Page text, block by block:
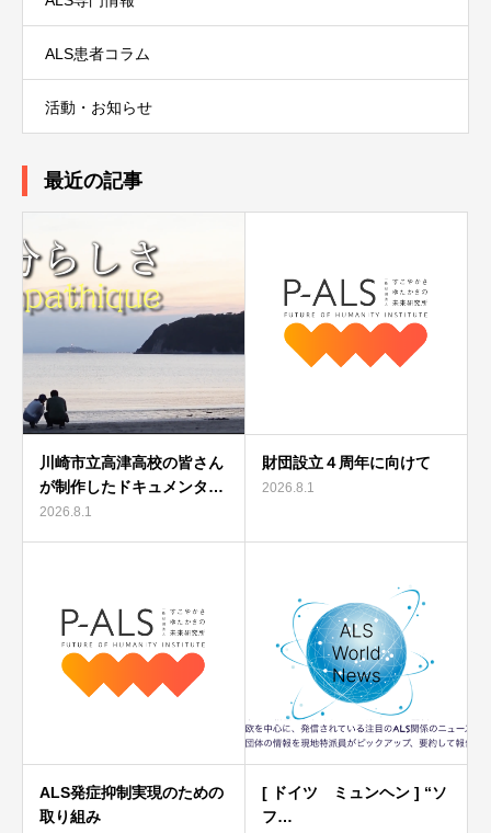
ALS患者コラム
活動・お知らせ
最近の記事
川崎市立高津高校の皆さん
が制作したドキュメンタ…
2026.8.1
財団設立４周年に向けて
2026.8.1
ALS発症抑制実現のための
取り組み
[ ドイツ ミュンヘン ] “ソ
フ…